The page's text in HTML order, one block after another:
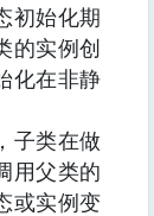
初始化期
的实例创
化在非静
子类在做
用父类的
或实例变